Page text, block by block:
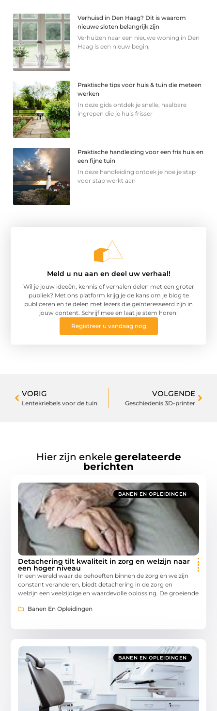
Verhuisd in Den Haag? Dit is waarom
nieuwe sloten belangrijk zijn
Verhuizen naar een nieuwe woning in Den
Haag is een nieuw begin,
Praktische tips voor huis & tuin die meteen
werken
In deze gids ontdek je snelle, haalbare
ingrepen die je huis frisser
Praktische handleiding voor een fris huis en
een fijne tuin
In deze handleiding ontdek je hoe je stap
voor stap werkt aan
Meld u nu aan en deel uw verhaal!
Wil je jouw ideeën, kennis of verhalen delen met een groter
publiek? Met ons platform krijg je de kans om je blog te
publiceren en te delen met lezers die geïnteresseerd zijn in
jouw content. Schrijf mee en laat je stem horen!
Registreer u vandaag nog
VORIG
Lentekriebels voor de tuin
VOLGENDE
Geschiedenis 3D-printer
Hier zijn enkele gerelateerde
berichten
BANEN EN OPLEIDINGEN
Detachering tilt kwaliteit in zorg en welzijn naar
een hoger niveau
In een wereld waar de behoeften binnen de zorg en welzijn
constant veranderen, biedt detachering in de zorg en
welzijn een veelzijdige en waardevolle oplossing. De groeiende
Banen En Opleidingen
BANEN EN OPLEIDINGEN